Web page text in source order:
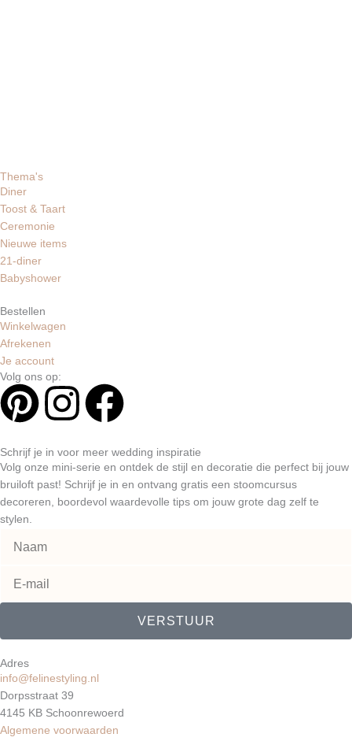
Thema's
Diner
Toost & Taart
Ceremonie
Nieuwe items
21-diner
Babyshower
Bestellen
Winkelwagen
Afrekenen
Je account
Volg ons op:
P
i
n
t
e
r
e
s
t
I
n
s
t
g
r
a
m
F
a
c
e
o
o
Schrijf je in voor meer wedding inspiratie
Volg onze mini-serie en ontdek de stijl en decoratie die perfect bij jouw
bruiloft past! Schrijf je in en ontvang gratis een stoomcursus
decoreren, boordevol waardevolle tips om jouw grote dag zelf te
stylen.
VERSTUUR
Adres
info@felinestyling.nl
Dorpsstraat 39
4145 KB Schoonrewoerd
Algemene voorwaarden